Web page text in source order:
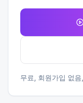
무료, 회원가입 없음,